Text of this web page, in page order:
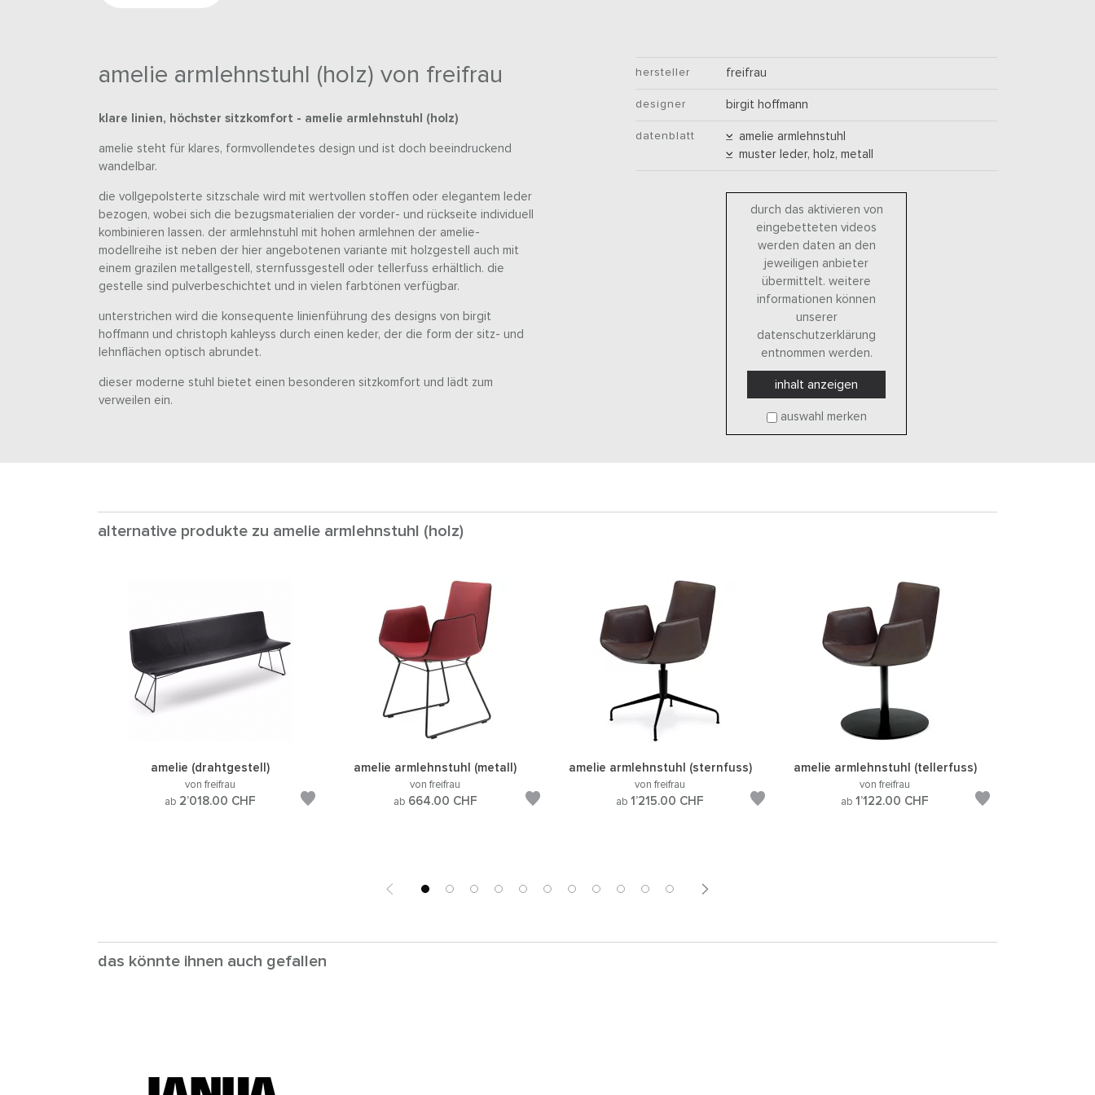
amelie armlehnstuhl (holz) von freifrau
klare linien, höchster sitzkomfort - amelie armlehnstuhl (holz)
amelie steht für klares, formvollendetes design und ist doch beeindruckend
wandelbar.
die vollgepolsterte sitzschale wird mit wertvollen stoffen oder elegantem leder
bezogen, wobei sich die bezugsmaterialien der vorder- und rückseite individuell
kombinieren lassen. der armlehnstuhl mit hohen armlehnen der amelie-
modellreihe ist neben der hier angebotenen variante mit holzgestell auch mit
einem grazilen metallgestell, sternfussgestell oder tellerfuss erhältlich. die
gestelle sind pulverbeschichtet und in vielen farbtönen verfügbar.
unterstrichen wird die konsequente linienführung des designs von birgit
hoffmann und christoph kahleyss durch einen keder, der die form der sitz- und
lehnflächen optisch abrundet.
dieser moderne stuhl bietet einen besonderen sitzkomfort und lädt zum
verweilen ein.
hersteller freifrau
designer birgit hoffmann
datenblatt
amelie armlehnstuhl
muster leder, holz, metall
durch das aktivieren von
eingebetteten videos
werden daten an den
jeweiligen anbieter
übermittelt. weitere
informationen können
unserer
datenschutzerklärung
entnommen werden.
inhalt anzeigen
auswahl merken
alternative produkte zu amelie armlehnstuhl (holz)
amelie (drahtgestell)
von freifrau
ab 2’018.00 CHF
amelie armlehnstuhl (metall)
von freifrau
ab 664.00 CHF
amelie armlehnstuhl (sternfuss)
von freifrau
ab 1’215.00 CHF
amelie armlehnstuhl (tellerfuss)
von freifrau
ab 1’122.00 CHF
das könnte ihnen auch gefallen